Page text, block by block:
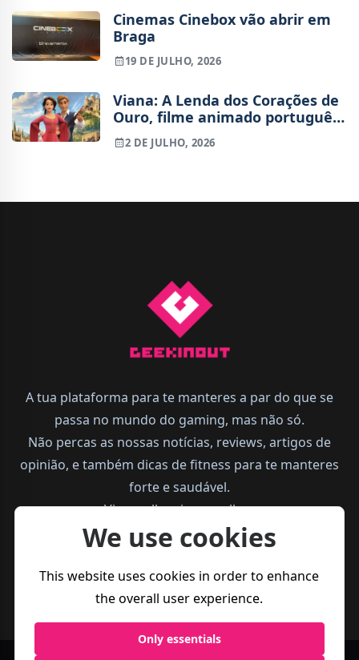
Cinemas Cinebox vão abrir em
Braga
19 DE JULHO, 2026
Viana: A Lenda dos Corações de
Ouro, filme animado português,
já tem trailer
2 DE JULHO, 2026
A tua plataforma para te manteres a par do que se
passa no mundo do gaming, mas não só.
Não percas as nossas notícias, reviews, artigos de
opinião, e também dicas de fitness para te manteres
forte e saudável.
Vive melhor, joga melhor.
We use cookies
This website uses cookies in order to enhance
the overall user experience.
Only essentials